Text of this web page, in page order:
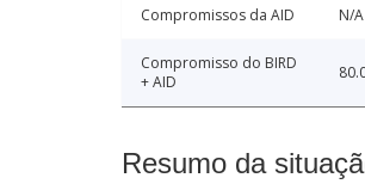
Compromissos da AID N/A
Compromisso do BIRD
+ AID
Resumo da